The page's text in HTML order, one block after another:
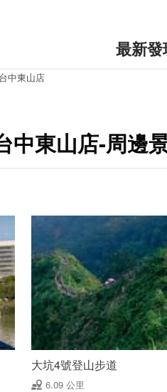
最新發
中東山店
中東山店-周邊
大坑4號登山步道
6.09 公里